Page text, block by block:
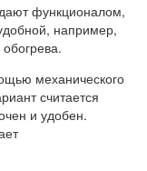
функционалом,
например,
механического
считается
и удобен.